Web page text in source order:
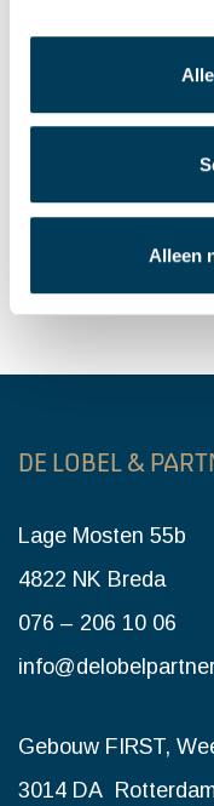
Alleen
Verhuurd | De
Verhuurd |
Verkocht |
DE LOBEL &
Lage Mosten 55b
4822 NK Breda
076 – 206 10 06
Gebouw FIRST,
3014 DA